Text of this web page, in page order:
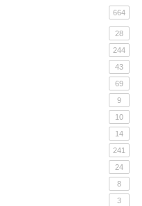
664
28
244
43
69
9
10
14
241
24
8
3